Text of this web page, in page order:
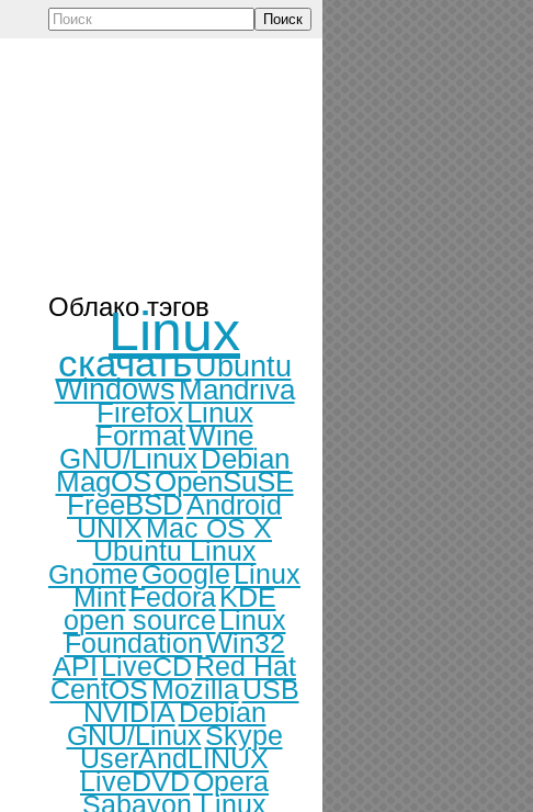
Поиск
Облако тэгов
Linux
скачатьUbuntu
WindowsMandriva
FirefoxLinux
FormatWine
GNU/LinuxDebian
MagOSOpenSuSE
FreeBSDAndroid
UNIXMac OS X
Ubuntu Linux
GnomeGoogleLinux
MintFedoraKDE
open sourceLinux
FoundationWin32
APILiveCDRed Hat
CentOSMozillaUSB
NVIDIADebian
GNU/LinuxSkype
UserAndLINUX
LiveDVDOpera
Sabayon Linux